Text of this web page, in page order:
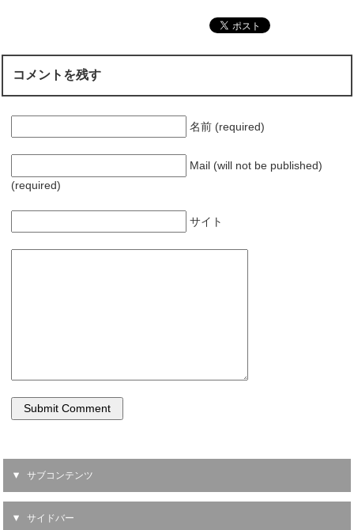
コメントを残す
名前 (required)
Mail (will not be published)
(required)
サイト
サブコンテンツ
サイドバー